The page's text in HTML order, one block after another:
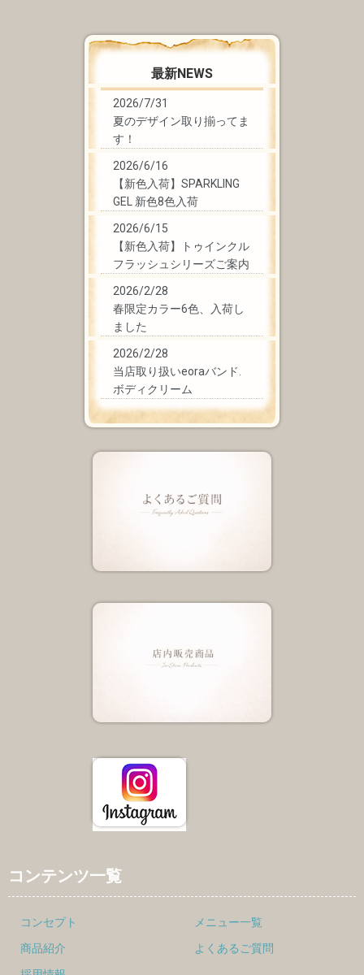
最新NEWS
2026/7/31
夏のデザイン取り揃ってま
す！
2026/6/16
【新色入荷】SPARKLING
GEL 新色8色入荷
2026/6/15
【新色入荷】トゥインクル
フラッシュシリーズご案内
2026/2/28
春限定カラー6色、入荷し
ました
2026/2/28
当店取り扱いeoraバンド.
ボディクリーム
コンテンツ一覧
コンセプト
メニュー一覧
商品紹介
よくあるご質問